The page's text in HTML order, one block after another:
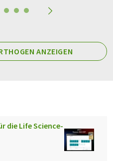
ANZEIGEN
die Life Science-